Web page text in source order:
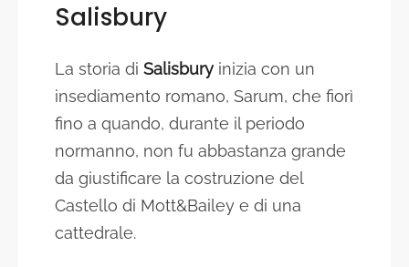
Salisbury
La storia di Salisbury inizia con un
insediamento romano, Sarum, che fiorì
fino a quando, durante il periodo
normanno, non fu abbastanza grande
da giustificare la costruzione del
Castello di Mott&Bailey e di una
cattedrale.